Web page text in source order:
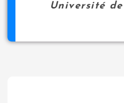
Université